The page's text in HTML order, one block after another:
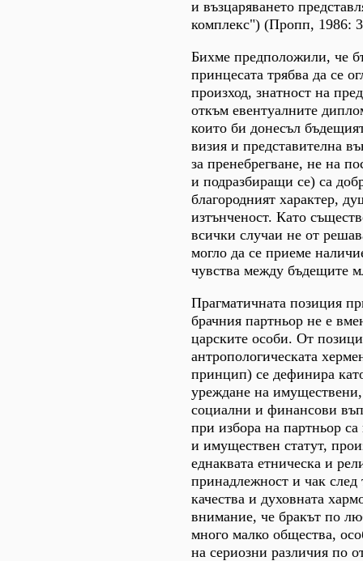
и възцаряването
комплекс") (Пропп, 1986:
Бихме предположили, че
принцесата трябва да се
произход, знатност на
откъм евентуалните
които би донесъл
визия и представителна
за пренебрегване, не на
и подразбиращи се) са
благородният характер,
изтънченост. Като
всички случаи не от
могло да се приеме
чувства между бъдещите
Прагматичната позиция
брачния партньор не е
царските особи. От
антропологическата
принцип) се дефинира
уреждане на
социални и финансови
при избора на партньор
и имуществен статут,
еднаквата етническа и
принадлежност и чак след
качества и духовната
внимание, че бракът по
много малко общества,
на сериозни различия по